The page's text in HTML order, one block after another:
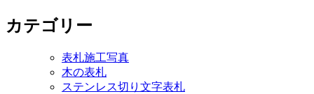
ョ
カテゴリー
表札施工写真
木の表札
ステンレス切り文字表札